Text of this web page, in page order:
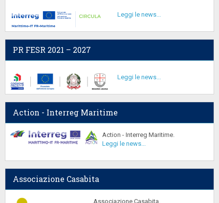
Leggi le news...
PR FESR 2021 – 2027
Leggi le news...
Action - Interreg Maritime
Action - Interreg Maritime.
Leggi le news...
Associazione Casabita
Associazione Casabita.